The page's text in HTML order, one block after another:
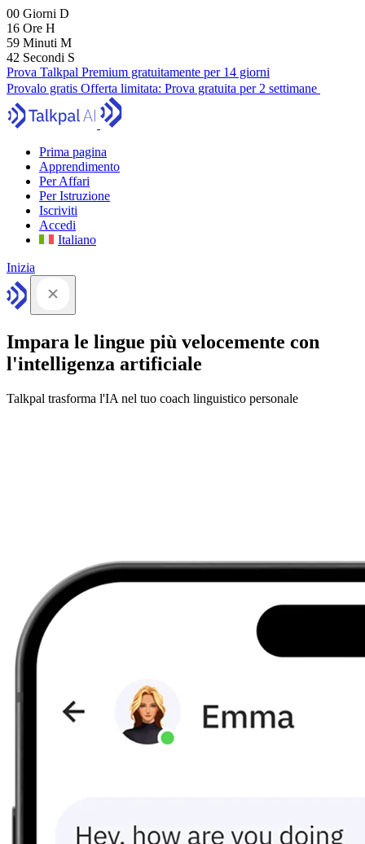
00 Giorni D
16 Ore H
59 Minuti M
41 Secondi S
Prova Talkpal Premium gratuitamente per 14 giorni
Provalo gratis Offerta limitata: Prova gratuita per 2 settimane
Prima pagina
Apprendimento
Per Affari
Per Istruzione
Iscriviti
Accedi
Italiano
Inizia
Impara le lingue più velocemente con
l'intelligenza artificiale
Talkpal trasforma l'IA nel tuo coach linguistico personale